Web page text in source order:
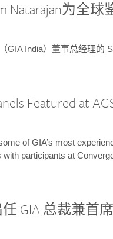
Natarajan为全
GIA India）董事总经理的
Featured at
of GIA’s most
participants at
任 GIA 总裁兼首